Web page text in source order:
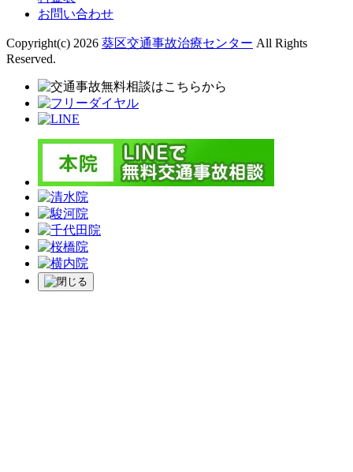
お問い合わせ
Copyright(c) 2026 葵区交通事故治療センター All Rights
Reserved.